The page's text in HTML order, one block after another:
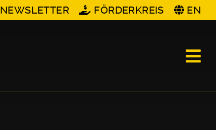
NEWSLETTER FÖRDERKREIS EN